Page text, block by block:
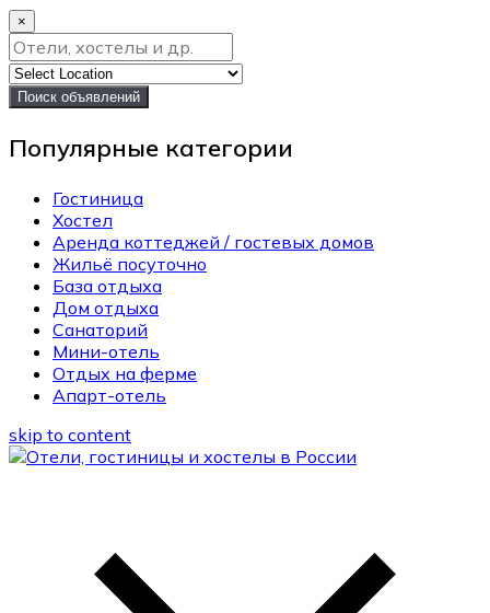
×
Поиск объявлений
Популярные категории
Гостиница
Хостел
Аренда коттеджей / гостевых домов
Жильё посуточно
База отдыха
Дом отдыха
Санаторий
Мини-отель
Отдых на ферме
Апарт-отель
skip to content